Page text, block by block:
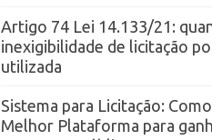
Artigo 74 Lei 14.133/21:
inexigibilidade de licitação
utilizada
Sistema para Licitação:
Melhor Plataforma para